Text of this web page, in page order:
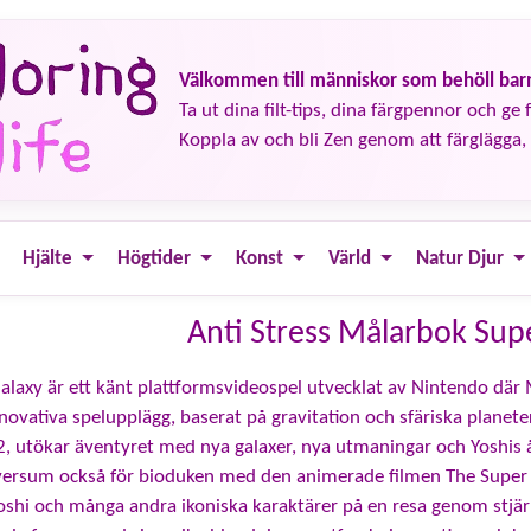
Välkommen till människor som behöll
Ta ut dina filt-tips, dina färgpennor och ge
Koppla av och bli Zen genom att
Hjälte Högtider Konst Värld Natur Djur
Anti Stress Målarbok
är ett känt plattformsvideospel utvecklat av Nintendo
spelupplägg, baserat på gravitation och sfäriska
utökar äventyret med nya galaxer, nya utmaningar och
också för bioduken med den animerade filmen The
och många andra ikoniska karaktärer på en resa genom